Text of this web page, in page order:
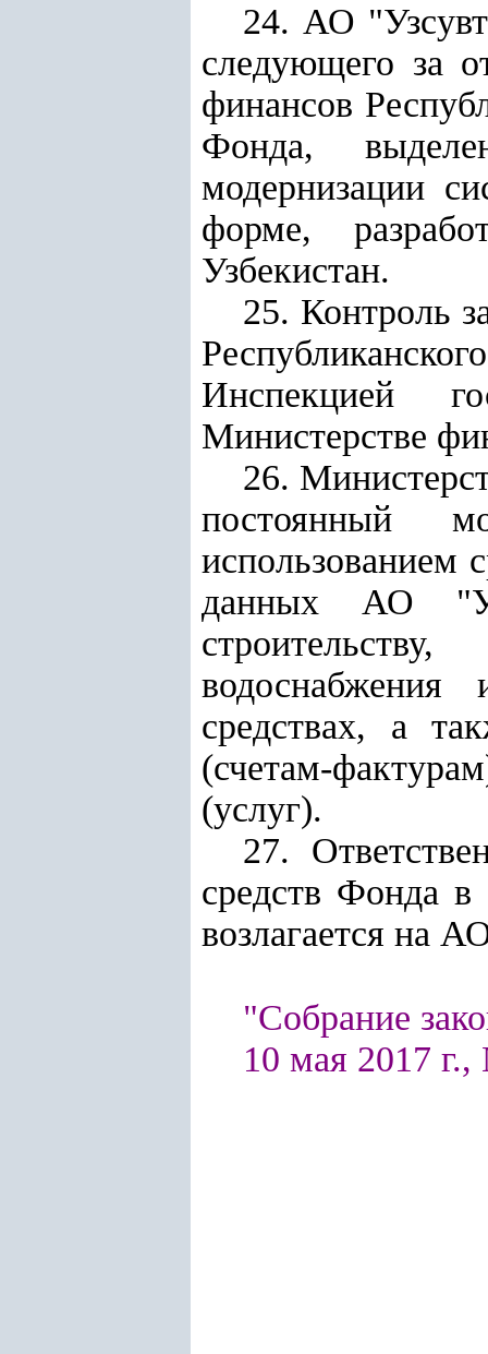
24. АО
следующего за
финансов
Фонда,
модернизации
форме,
Узбекистан.
25. Контроль
Инспекцией
Министерстве
26.
постоянный
использованием
данных АО
средствах, а
(счетам-
(услуг).
27.
средств Фонда в
возлагается на
"Собрание
10 мая 2017 г.,